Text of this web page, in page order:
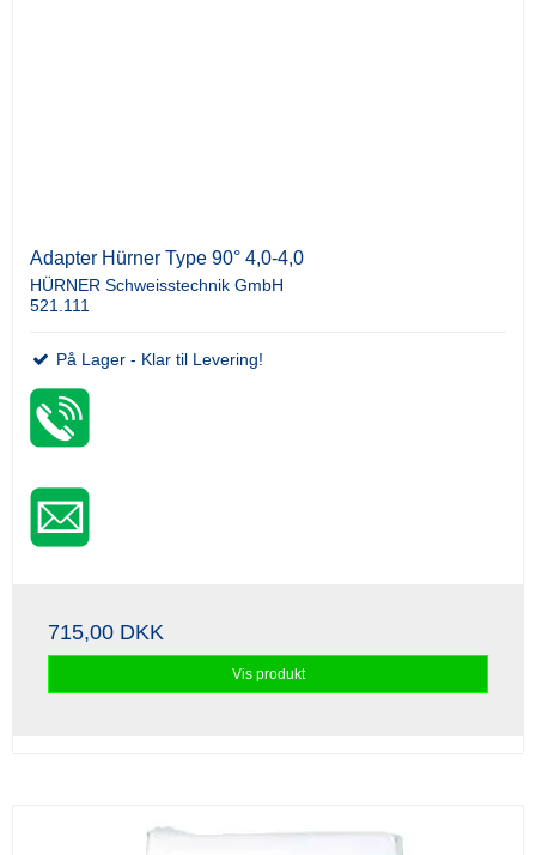
Adapter Hürner Type 90° 4,0-4,0
HÜRNER Schweisstechnik GmbH
521.111
På Lager - Klar til Levering!
715,00 DKK
Vis produkt